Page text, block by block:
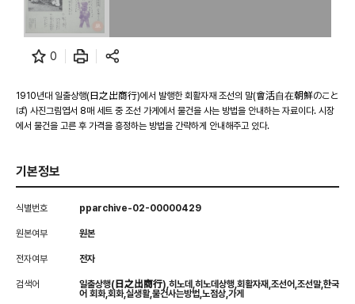
0
1910년대 일출상행(日之出商行)에서 발행한 회활자재 조선의 말(會活自在朝鮮のこと
ば) 사진그림엽서 8매 세트 중 조선 가게에서 물건을 사는 방법을 안내하는 자료이다. 시장
에서 물건을 고른 후 가격을 흥정하는 방법을 간략하게 안내해주고 있다.
기본정보
식별번호 pparchive-02-00000429
원본여부 원본
전자여부 전자
검색어
일출상행(日之出商行),히노데,히노데상행,회활자재,조선어,조선말,한국
어 회화,회화,실생활,물건사는방법,노점상,가게